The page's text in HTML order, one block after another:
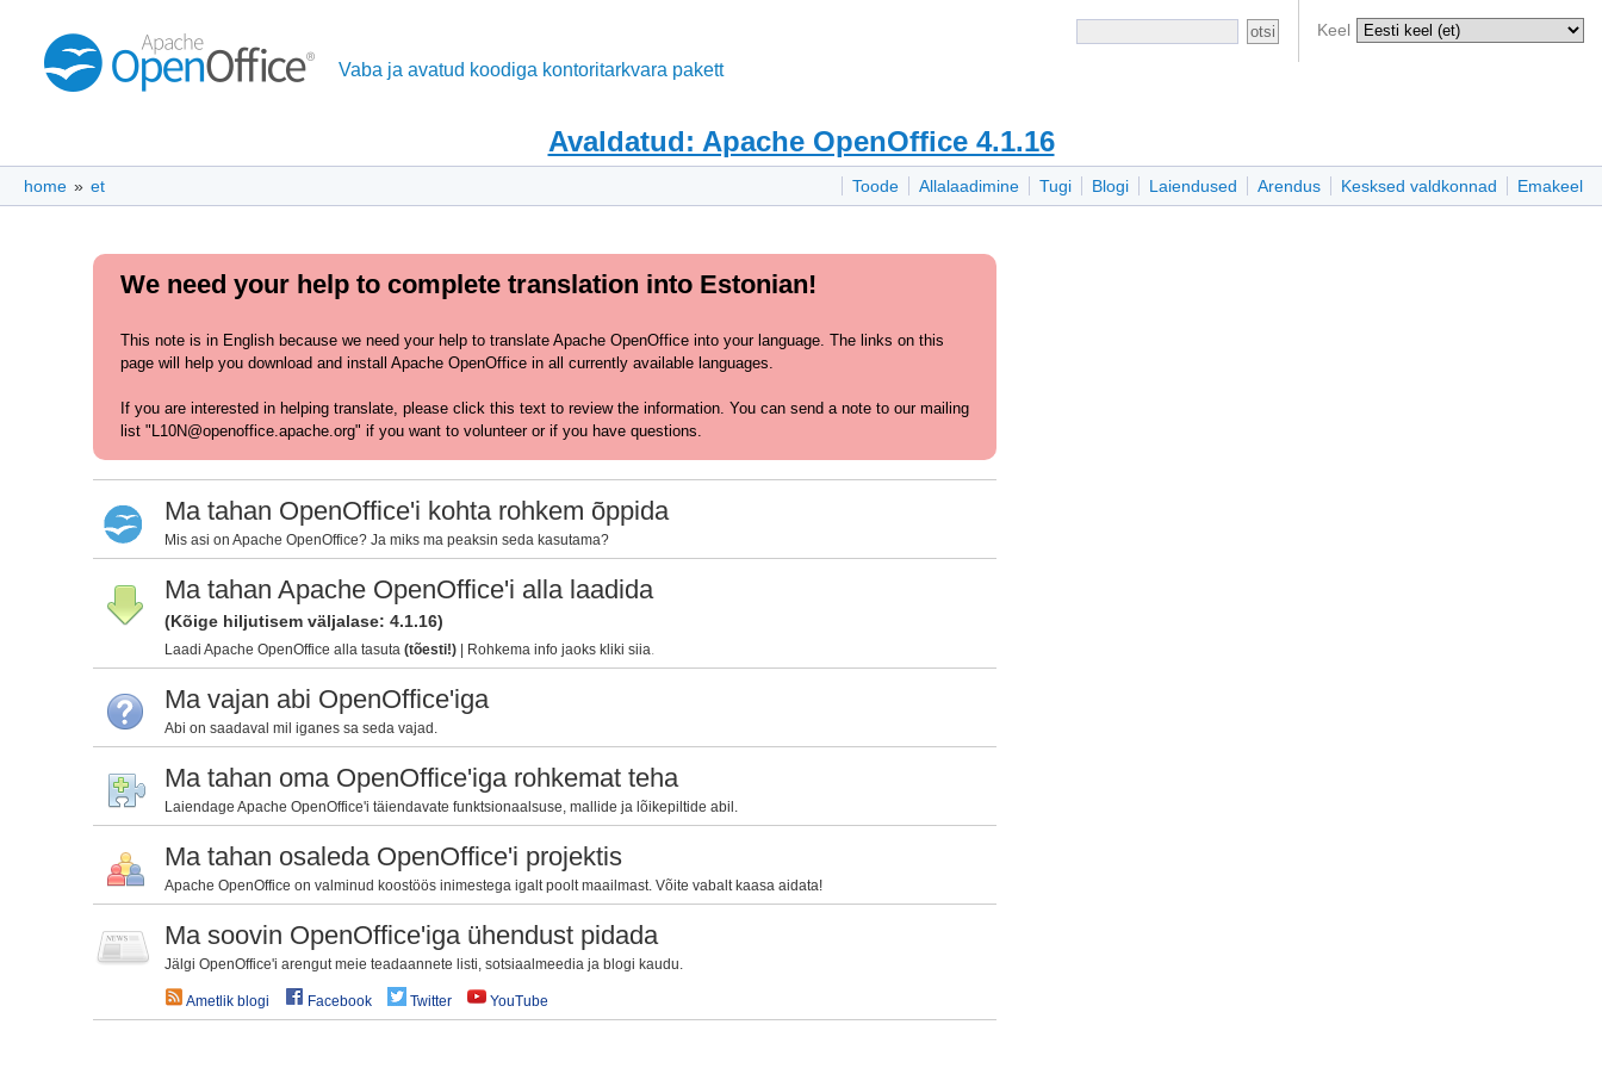
Keel
Vaba ja avatud koodiga kontoritarkvara pakett
Avaldatud: Apache OpenOffice 4.1.16
Toode Allalaadimine Tugi Blogi Laiendused Arendus Kesksed valdkonnad Emakeel
home » et
We need your help to complete translation into Estonian!
This note is in English because we need your help to translate Apache OpenOffice into your language. The links on this
page will help you download and install Apache OpenOffice in all currently available languages.
If you are interested in helping translate, please click this text to review the information. You can send a note to our mailing
list "L10N@openoffice.apache.org" if you want to volunteer or if you have questions.
Ma tahan OpenOffice'i kohta rohkem õppida
Mis asi on Apache OpenOffice? Ja miks ma peaksin seda kasutama?
Ma tahan Apache OpenOffice'i alla laadida
(Kõige hiljutisem väljalase: 4.1.16)
Laadi Apache OpenOffice alla tasuta (tõesti!)| Rohkema info jaoks kliki siia
Ma vajan abi OpenOffice'iga
Abi on saadaval mil iganes sa seda vajad.
Ma tahan oma OpenOffice'iga rohkemat teha
Laiendage Apache OpenOffice'i täiendavate funktsionaalsuse, mallide ja lõikepiltide abil.
Ma tahan osaleda OpenOffice'i projektis
Apache OpenOffice on valminud koostöös inimestega igalt poolt maailmast. Võite vabalt kaasa aidata!
Ma soovin OpenOffice'iga ühendust pidada
Jälgi OpenOffice'i arengut meie teadaannete listi, sotsiaalmeedia ja blogi kaudu.
Ametlik blogi Facebook Twitter YouTube